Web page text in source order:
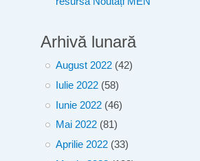
Arhivă lunară
August 2022 (42)
Iulie 2022 (58)
Iunie 2022 (46)
Mai 2022 (81)
Aprilie 2022 (33)